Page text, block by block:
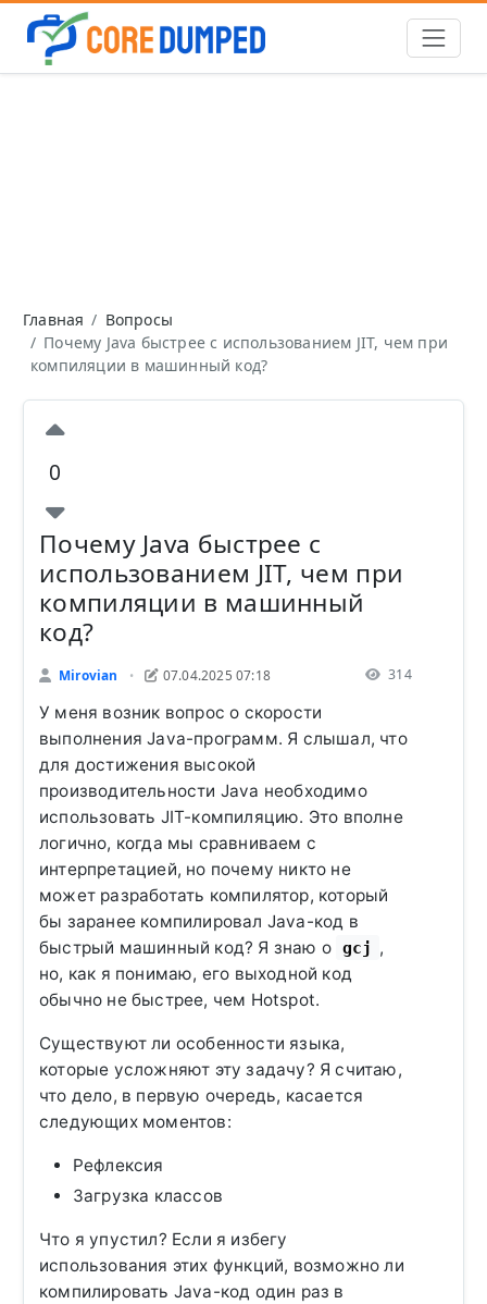
Главная
Вопросы
Почему Java быстрее с использованием JIT, чем при
компиляции в машинный код?
0
Почему Java быстрее с
использованием JIT, чем при
компиляции в машинный
код?
Mirovian • 07.04.2025 07:18 314
У меня возник вопрос о скорости
выполнения Java-программ. Я слышал, что
для достижения высокой
производительности Java необходимо
использовать JIT-компиляцию. Это вполне
логично, когда мы сравниваем с
интерпретацией, но почему никто не
может разработать компилятор, который
бы заранее компилировал Java-код в
быстрый машинный код? Я знаю о gcj ,
но, как я понимаю, его выходной код
обычно не быстрее, чем Hotspot.
Существуют ли особенности языка,
которые усложняют эту задачу? Я считаю,
что дело, в первую очередь, касается
следующих моментов:
Рефлексия
Загрузка классов
Что я упустил? Если я избегу
использования этих функций, возможно ли
компилировать Java-код один раз в